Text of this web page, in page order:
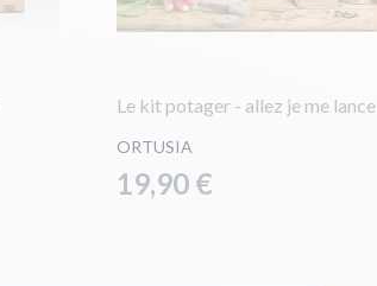
Le kit potager - allez je me lance
ORTUSIA
19,90 €